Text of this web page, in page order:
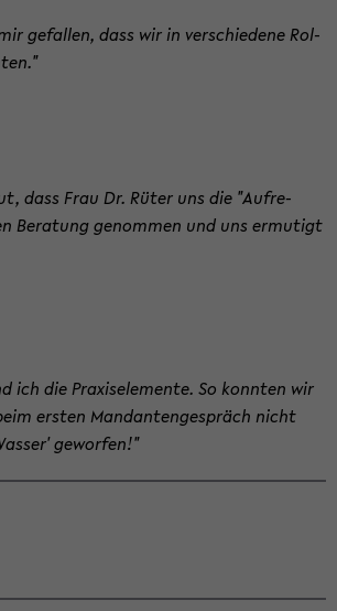
ge­fal­len, dass wir in ver­schie­de­ne Rol­
dass Frau Dr. Rüter uns die "Auf­re­
Be­ra­tung ge­nom­men und uns er­mu­tigt
ich die Pra­xis­ele­men­te. So konn­ten wir
ers­ten Man­dan­ten­ge­spräch nicht
ge­wor­fen!"